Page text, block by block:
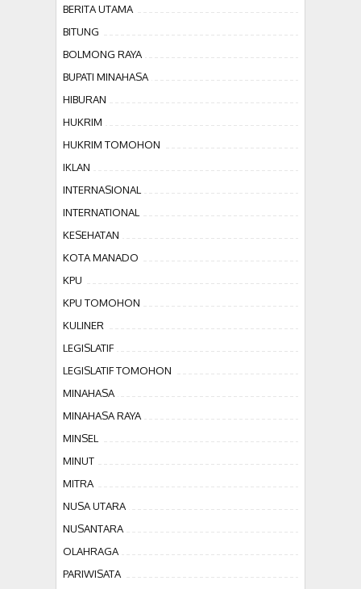
BERITA UTAMA
BITUNG
BOLMONG RAYA
BUPATI MINAHASA
HIBURAN
HUKRIM
HUKRIM TOMOHON
IKLAN
INTERNASIONAL
INTERNATIONAL
KESEHATAN
KOTA MANADO
KPU
KPU TOMOHON
KULINER
LEGISLATIF
LEGISLATIF TOMOHON
MINAHASA
MINAHASA RAYA
MINSEL
MINUT
MITRA
NUSA UTARA
NUSANTARA
OLAHRAGA
PARIWISATA